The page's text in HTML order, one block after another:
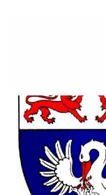
content